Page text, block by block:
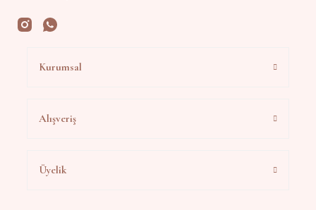
Kurumsal
Alışveriş
Üyelik